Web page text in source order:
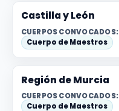
Castilla y León
CUERPOS CONVOCADOS:
Cuerpo de Maestros
Región de Murcia
CUERPOS CONVOCADOS:
Cuerpo de Maestros